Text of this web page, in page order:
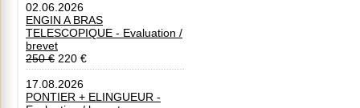
02.06.2026
ENGIN A BRAS
TELESCOPIQUE - Evaluation /
brevet
250 € 220 €
17.08.2026
PONTIER + ELINGUEUR -